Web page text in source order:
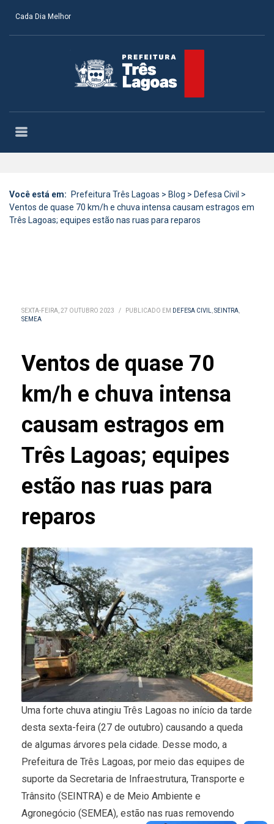
Cada Dia Melhor
Você está em: Prefeitura Três Lagoas > Blog > Defesa Civil >
Ventos de quase 70 km/h e chuva intensa causam estragos em
Três Lagoas; equipes estão nas ruas para reparos
SEXTA-FEIRA, 27 OUTUBRO 2023 / PUBLICADO EM DEFESA CIVIL,SEINTRA,
SEMEA
Ventos de quase 70
km/h e chuva intensa
causam estragos em
Três Lagoas; equipes
estão nas ruas para
reparos
Uma forte chuva atingiu Três Lagoas no início da tarde
desta sexta-feira (27 de outubro) causando a queda
de algumas árvores pela cidade. Desse modo, a
Prefeitura de Três Lagoas, por meio das equipes de
suporte da Secretaria de Infraestrutura, Transporte e
Trânsito (SEINTRA) e de Meio Ambiente e
Agronegócio (SEMEA), estão nas ruas removendo